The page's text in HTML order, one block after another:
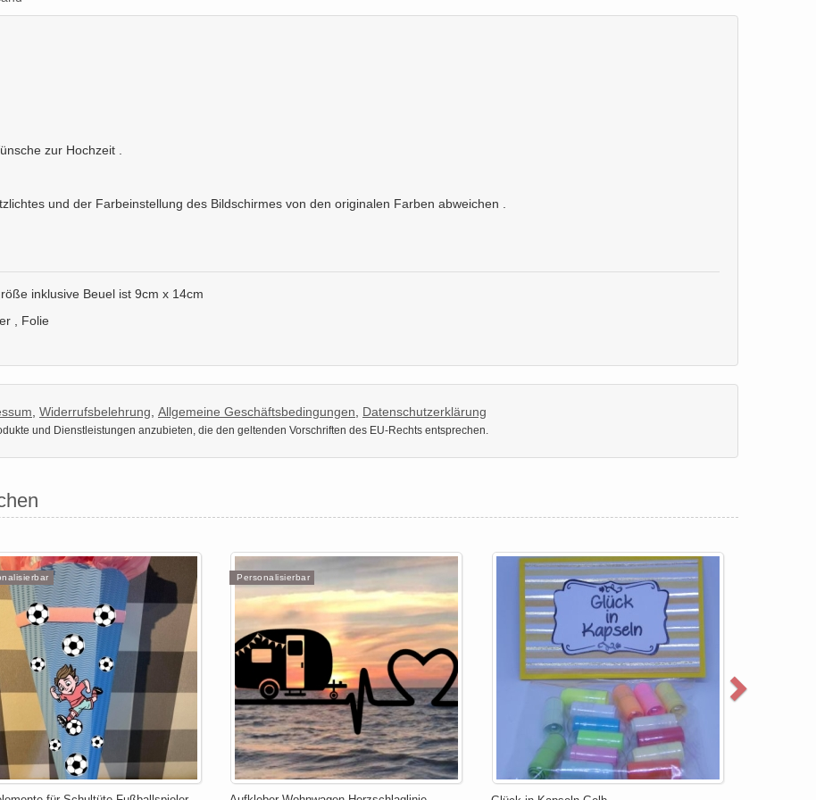
zur Hochzeit .
und der Farbeinstellung des Bildschirmes von den originalen Farben abweichen .
inklusive Beuel ist 9cm x 14cm
, Folie
Widerrufsbelehrung Allgemeine Geschäftsbedingungen Datenschutzerklärung
und Dienstleistungen anzubieten, die den geltenden Vorschriften des EU-Rechts entsprechen.
Personalisierbar